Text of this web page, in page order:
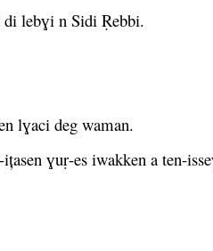
di lebɣi n Sidi Ṛebbi.
lɣaci deg waman.
ɣuṛ-es iwakken a ten-